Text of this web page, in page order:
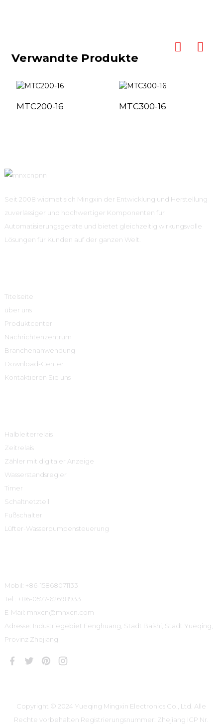
Verwandte Produkte
MTC200-16 MTC300-16
Seit 2008 widmet sich Mingxin der Entwicklung und Herstellung
zuverlässiger und hochwertiger Komponenten für
Automatisierungsgeräte und bietet gleichzeitig wirkungsvolle
Lösungen für Kunden auf der ganzen Welt.
Titelseite
über uns
Produktcenter
Nachrichtenzentrum
Branchenanwendung
Download-Center
Kontaktieren Sie uns
Halbleiterrelais
Zeitrelais
Zähler mit digitaler Anzeige
Wasserstandsregler
Timer
Schaltnetzteil
Fußschalter
Lüfter-Wasserpumpensteuerung
Mobil: +86-15868071133
Tel.: +86-0577-62698933
E-Mail: mnxcn@mnxcn.com
Adresse: Industriegebiet Fenghuang, Stadt Baishi, Stadt Yueqing,
Provinz Zhejiang
Copyright © 2024 Yueqing Mingxin Electronics Co., Ltd. Alle
Rechte vorbehalten Registrierungsnummer: Zhejiang ICP Nr.